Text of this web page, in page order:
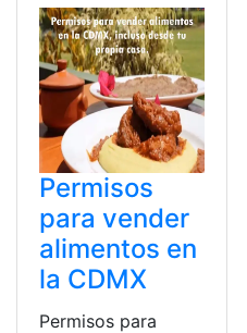
Permisos
para vender
alimentos en
la CDMX
Permisos para